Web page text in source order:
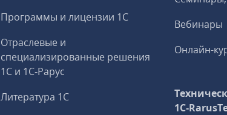
Программы и лицензии 1С
Отраслевые и
специализированные решения
1С и 1С‑Рарус
Литература 1С
Вебинары
Онлайн-